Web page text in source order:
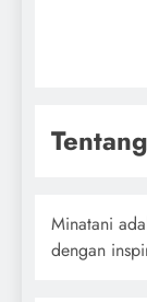
Tentang
Minatani
dengan